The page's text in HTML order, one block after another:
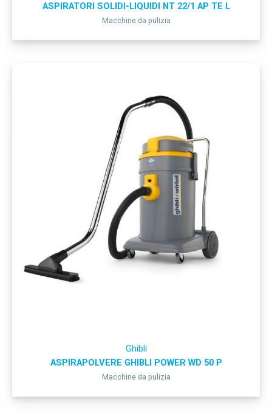
ASPIRATORI SOLIDI-LIQUIDI NT 22/1 AP TE L
Macchine da pulizia
Ghibli
ASPIRAPOLVERE GHIBLI POWER WD 50 P
Macchine da pulizia